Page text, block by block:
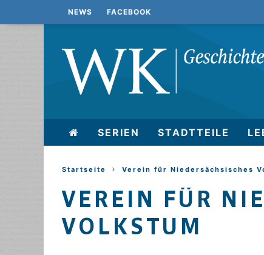
NEWS FACEBOOK
SERIEN STADTTEILE
Startseite Verein für Niedersächsisches
VEREIN FÜR
VOLKSTUM